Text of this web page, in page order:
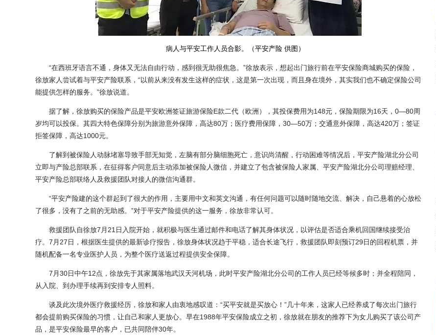
病人与平安工作人员合影。（平安产险 供图）
“在西班牙语言不通，身体又无法自由行动，感到很无助很焦急。”徐放表示，想起出门旅行前在平安保险商城购买的保险，
徐放家人尝试着与平安产险联系，“以前从来没有发生这样的症状，这是第一次出现，而且身在境外，其实我们也不确定保险公司
能提供怎样的服务。”徐放说道。
据了解，徐放购买的保险产品是平安欧洲签证旅游保险E款二代（欧洲），其投保费用为148元，保险期限为16天，0—80周
岁均可以投保。其四大特色保障分别为旅游意外保障，高达80万；医疗费用保障，30—50万；交通意外保障，高达420万；签证
拒签保障，高达1000元。
了解到被保险人动脉堵塞导致手部无知觉，左脑有部分脑细胞死亡，意识尚清醒，行动困难等情况后，平安产险湖北分公司
立即与产险总部联系，在征得客户同意后主动添加被保险人微信，并建立了包含被保险人家属、平安产险湖北分公司理赔经理、
平安产险总部联络人及救援团队对接人的微信沟通群。
“平安产险建的这个群起到了很大的作用，主要用中文和英文沟通，有任何问题可以随时随地交流、解决，自己悬着的心放松
了很多，没有了之前的无助感。”对于平安产险提供的这一服务，徐放非常认可。
救援团队自徐放7月21日入院开始，就积极与医生通过邮件和电话了解其身体状况，以评估是否适合乘机回国继续接受治
疗。7月27日，根据医生提供的最新诊疗报告，徐放身体状况趋于平稳，适合长途飞行，救援团队即刻预订29日的回程机票，并
随机配备一名专业医护人员，为整个医疗送返过程提供安全保障。
7月30日中午12点，徐放先于其家属落地武汉天河机场，此时平安产险湖北分公司的工作人员已经等候多时；并全程陪同，
从入院、到办理手续再到安排专人照料。
谈及此次境外医疗救援经历，徐放和家人由衷地感叹道：“买平安就是买放心！”几十年来，这家人已经养成了每次出门旅行
都会提前购买保险的习惯，让自己和家人更放心。早在1988年平安保险成立之初，徐放就在朋友的推荐下为女儿购买了该公司产
品，是平安保险最早的客户，已共同陪伴30年。